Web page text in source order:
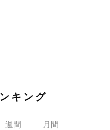
キング
週間 月間